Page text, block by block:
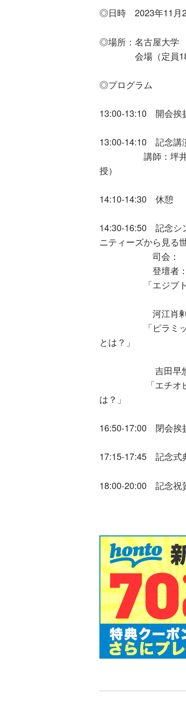
◎日時 2023年11月
◎場所：名古屋大学
会場（定員180
◎プログラム
13:00-13:10 開会挨
13:00-14:10 記念講
講師：坪井秀⼈
授）
14:10-14:30 休憩
14:30-16:50 記念シ
ニティーズから見る
司会： 川本悠
登壇者：宮川創
「エジプトの言
河江肖剰（名
「ピラミッド研
とは？」
吉田早悠里（
「エチオピアの
は？」
16:50-17:00 閉会
17:15-17:45 記念式
18:00-20:00 記念